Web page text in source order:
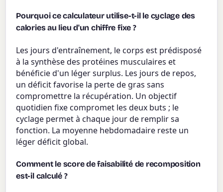
Pourquoi ce calculateur utilise-t-il le cyclage des
calories au lieu d'un chiffre fixe ?
Les jours d'entraînement, le corps est prédisposé
à la synthèse des protéines musculaires et
bénéficie d'un léger surplus. Les jours de repos,
un déficit favorise la perte de gras sans
compromettre la récupération. Un objectif
quotidien fixe compromet les deux buts ; le
cyclage permet à chaque jour de remplir sa
fonction. La moyenne hebdomadaire reste un
léger déficit global.
Comment le score de faisabilité de recomposition
est-il calculé ?